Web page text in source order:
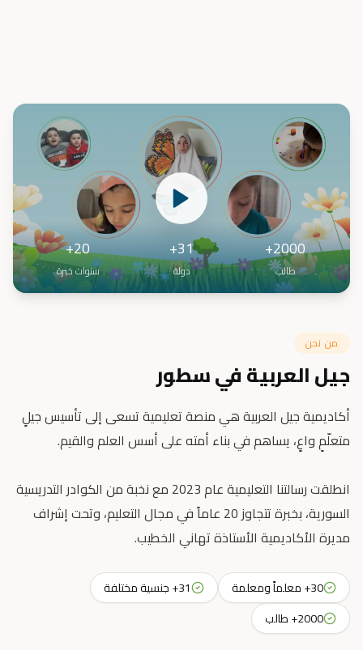
2000+
طالب
31+
دولة
20+
سنوات خبرة
من نحن
جيل العربية في سطور
أكاديمية جيل العربية هي منصة تعليمية تسعى إلى تأسيس جيلٍ
انطلقت رسالتنا التعليمية عام 2023 مع نخبة من الكوادر التدريسية
السورية، بخبرة تتجاوز 20 عاماً في مجال التعليم، وتحت إشراف
مديرة الأكاديمية الأستاذة تهاني الخطيب.
30+ معلماً ومعلمة
31+ جنسية مختلفة
2000+ طالب